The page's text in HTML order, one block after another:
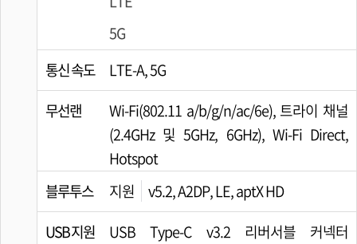
5G
통신 속도
LTE-A, 5G
무선랜
Wi-Fi(802.11 a/b/g/n/ac/6e), 트라이 채널
(2.4GHz 및 5GHz, 6GHz), Wi-Fi Direct,
Hotspot
블루투스
지원
v5.2, A2DP, LE, aptX HD
USB 지원
USB Type-C v3.2 리버서블 커넥터